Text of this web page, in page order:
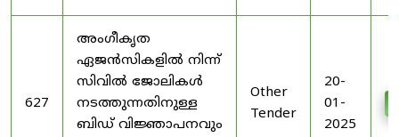
627
അംഗീകൃത
ഏജൻസികളിൽ നിന്ന്
സിവിൽ ജോലികൾ
നടത്തുന്നതിനുള്ള
ബിഡ് വിജ്ഞാപനവും
Other
Tender
20-
01-
2025